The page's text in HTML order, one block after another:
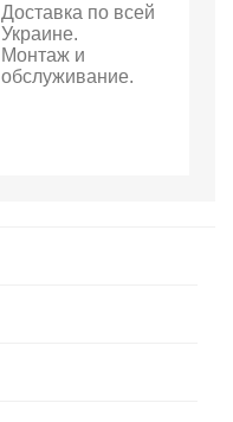
Доставка по всей
Украине.
Монтаж и
обслуживание.